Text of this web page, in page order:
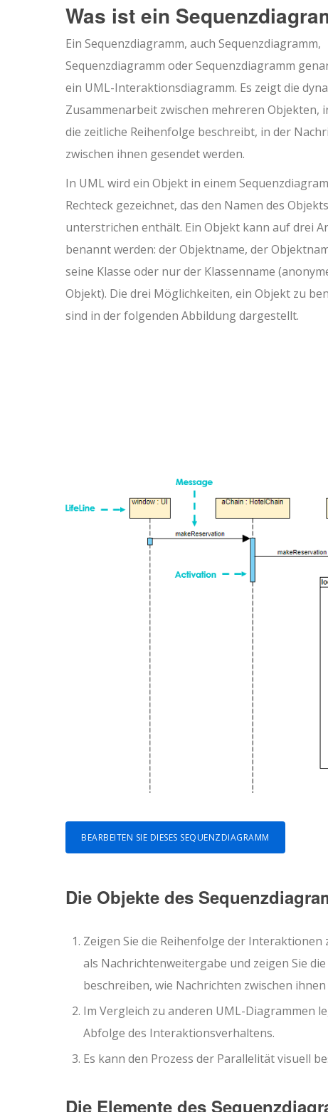
Was ist ein
Ein Sequenzdiagramm, auch Sequenzdiagramm,
Sequenzdiagramm oder Sequenzdiagramm
ein UML-Interaktionsdiagramm. Es zeigt die
Zusammenarbeit zwischen mehreren Objekten,
die zeitliche Reihenfolge beschreibt, in der
zwischen ihnen gesendet werden.
In UML wird ein Objekt in einem
Rechteck gezeichnet, das den Namen des Objekts
unterstrichen enthält. Ein Objekt kann auf drei
benannt werden: der Objektname, der
seine Klasse oder nur der Klassenname
Objekt). Die drei Möglichkeiten, ein Objekt zu
sind in der folgenden Abbildung dargestellt.
BEARBEITEN SIE DIESES SEQUENZDIAGRAMM
Die Objekte des
Zeigen Sie die Reihenfolge der
als Nachrichtenweitergabe und zeigen Sie
beschreiben, wie Nachrichten zwischen
Im Vergleich zu anderen UML-Diagrammen
Abfolge des Interaktionsverhaltens.
Es kann den Prozess der Parallelität visuell
Die Elemente des